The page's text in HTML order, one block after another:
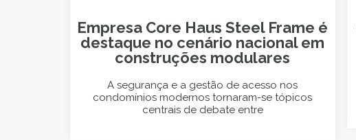
Empresa Core Haus Steel Frame é
destaque no cenário nacional em
construções modulares
A segurança e a gestão de acesso nos
condomínios modernos tornaram-se tópicos
centrais de debate entre